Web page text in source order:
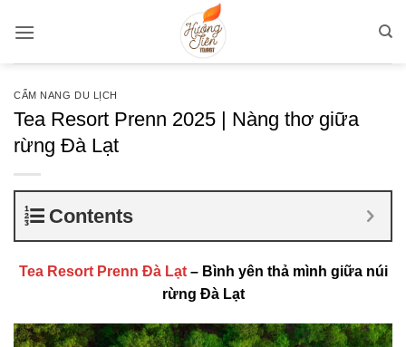
qua
CẨM NANG DU LỊCH
Tea Resort Prenn 2025 | Nàng thơ giữa
rừng Đà Lạt
Contents
Tea Resort Prenn Đà Lạt– Bình yên thả mình giữa núi
rừng Đà Lạt